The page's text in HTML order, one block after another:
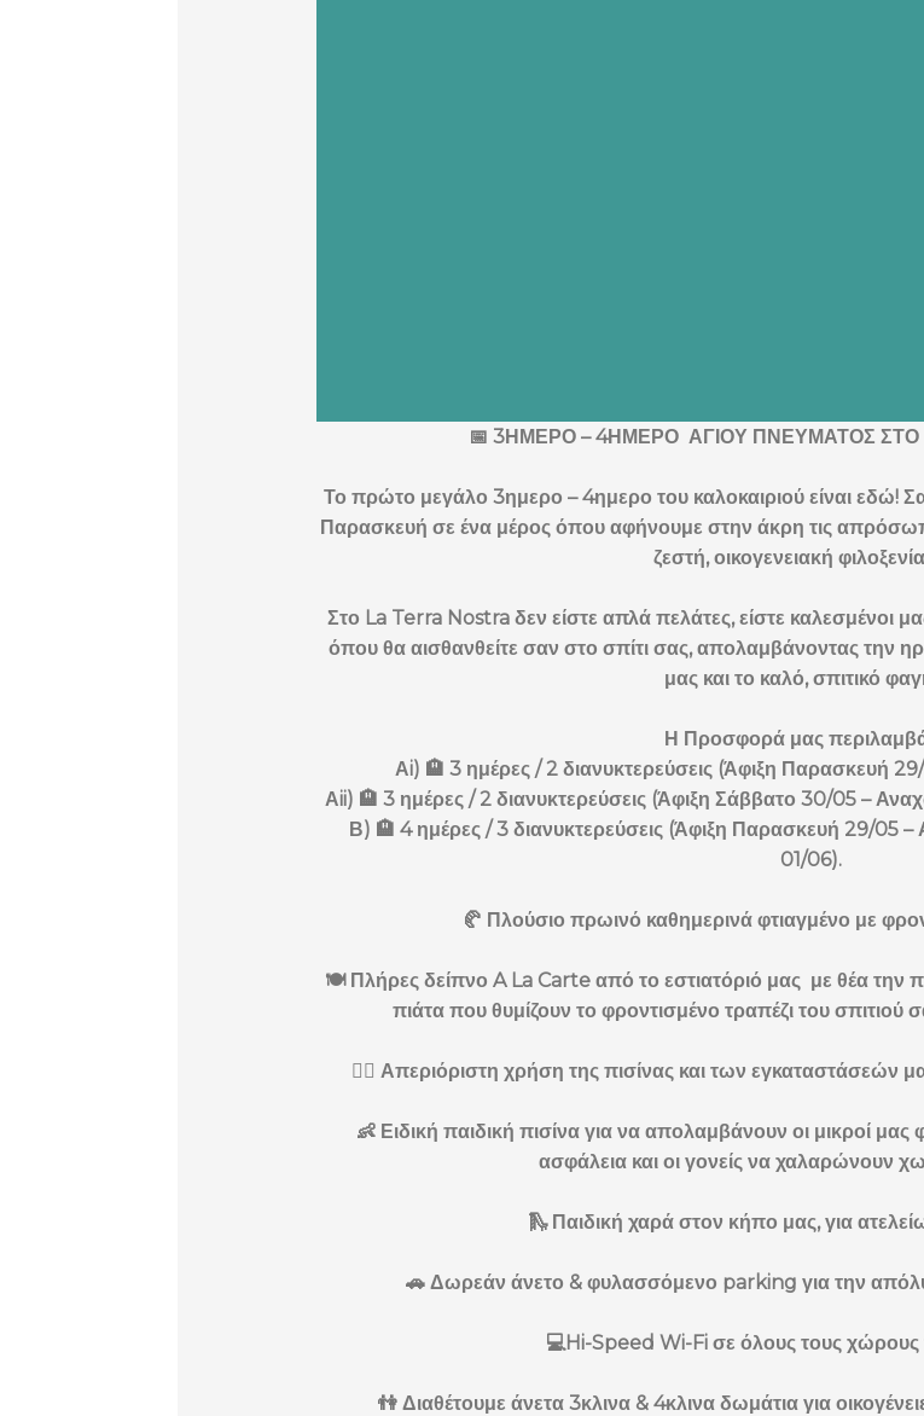
📅 3ΗΜΕΡΟ – 4ΗΜΕΡΟ ΑΓΙΟΥ ΠΝΕΥΜΑΤΟΣ ΣΤΟ
Το πρώτο μεγάλο 3ημερο – 4ημερο του καλοκαιριού είναι εδώ!
Παρασκευή σε ένα μέρος όπου αφήνουμε στην άκρη τις
ζεστή, οικογενειακή
Στο La Terra Nostra δεν είστε απλά πελάτες, είστε καλεσμένοι
όπου θα αισθανθείτε σαν στο σπίτι σας, απολαμβάνοντας την
μας και το καλό, σπιτικό
Η Προσφορά μας
Αi) 🏨 3 ημέρες / 2 διανυκτερεύσεις (Άφιξη Παρασκευή
Αii) 🏨 3 ημέρες / 2 διανυκτερεύσεις (Άφιξη Σάββατο 30/05 –
Β) 🏨 4 ημέρες / 3 διανυκτερεύσεις (Άφιξη Παρασκευή 29/05
01/06).
🥐 Πλούσιο πρωινό καθημερινά φτιαγμένο με
🍽️ Πλήρες δείπνο A La Carte από το εστιατόριό μας με θέα την
πιάτα που θυμίζουν το φροντισμένο τραπέζι του σπιτιού
🏊‍♂️ Απεριόριστη χρήση της πισίνας και των εγκαταστάσεών
👶 Ειδική παιδική πισίνα για να απολαμβάνουν οι μικροί μας
ασφάλεια και οι γονείς να χαλαρώνουν
🛝 Παιδική χαρά στον κήπο μας, για
🚗 Δωρεάν άνετο & φυλασσόμενο parking για την
💻Hi-Speed Wi-Fi σε όλους τους χώρους
👫 Διαθέτουμε άνετα 3κλινα & 4κλινα δωμάτια για